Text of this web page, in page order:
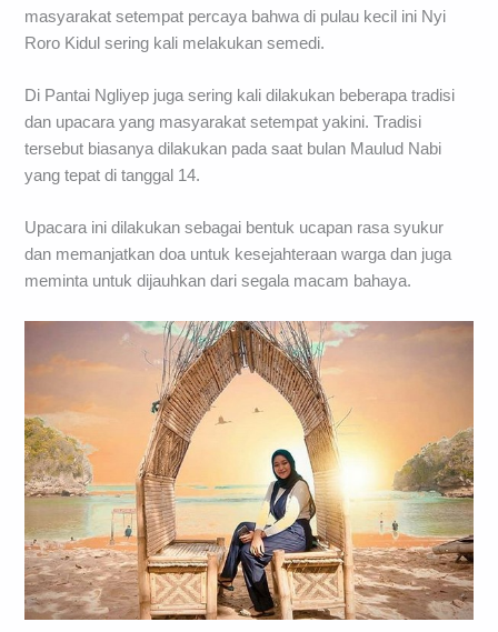
masyarakat setempat percaya bahwa di pulau kecil ini Nyi
Roro Kidul sering kali melakukan semedi.
Di Pantai Ngliyep juga sering kali dilakukan beberapa tradisi
dan upacara yang masyarakat setempat yakini. Tradisi
tersebut biasanya dilakukan pada saat bulan Maulud Nabi
yang tepat di tanggal 14.
Upacara ini dilakukan sebagai bentuk ucapan rasa syukur
dan memanjatkan doa untuk kesejahteraan warga dan juga
meminta untuk dijauhkan dari segala macam bahaya.